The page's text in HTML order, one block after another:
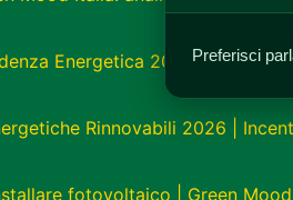
Preferisci
Energetica 2026: Unisciti
Rinnovabili 2026 |
fotovoltaico | Green